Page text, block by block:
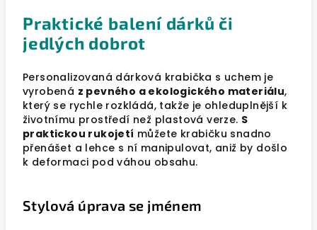
Praktické balení dárků či
jedlých dobrot
Personalizovaná dárková krabička s uchem je
vyrobená z pevného a ekologického materiálu,
který se rychle rozkládá, takže je ohleduplnější k
životnímu prostředí než plastová verze. S
praktickou rukojetí můžete krabičku snadno
přenášet a lehce s ní manipulovat, aniž by došlo
k deformaci pod váhou obsahu.
Stylová úprava se jménem